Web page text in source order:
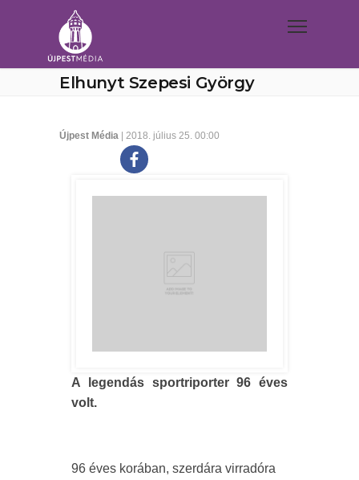
Elhunyt Szepesi György
Újpest Média | 2018. július 25. 00:00
A legendás sportriporter 96 éves
volt.
96 éves korában, szerdára virradóra